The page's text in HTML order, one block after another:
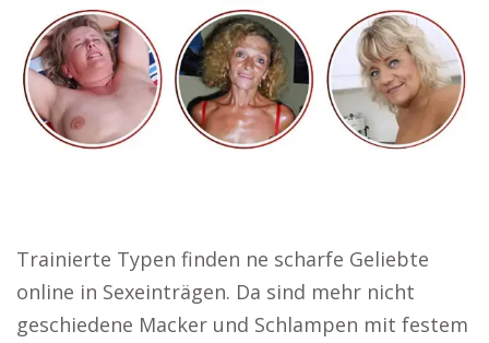
Trainierte Typen finden ne scharfe Geliebte
online in Sexeinträgen. Da sind mehr nicht
geschiedene Macker und Schlampen mit festem